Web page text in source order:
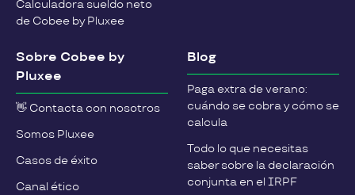
Calculadora sueldo neto
de Cobee by Pluxee
Sobre Cobee by
Pluxee
👋 Contacta con nosotros
Somos Pluxee
Casos de éxito
Canal ético
Blog
Paga extra de verano:
cuándo se cobra y cómo se
calcula
Todo lo que necesitas
saber sobre la declaración
conjunta en el IRPF